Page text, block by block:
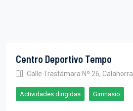
Centro Deportivo Tempo
Calle Trastámara Nº 26, Calahorra
Actividades dirigidas Gimnasio